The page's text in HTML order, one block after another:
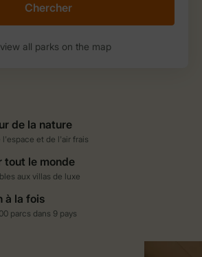
Chercher
view all parks on the map